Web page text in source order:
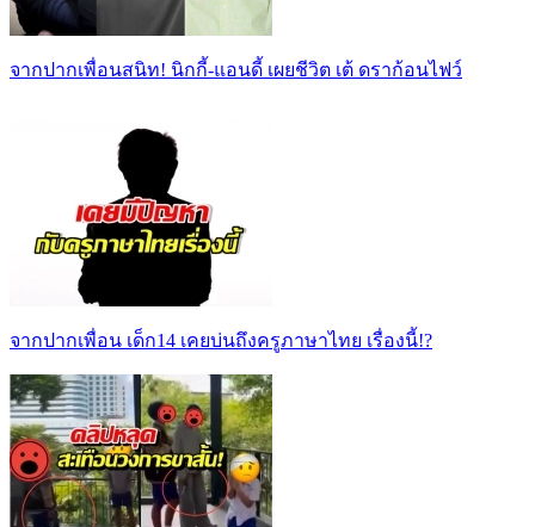
จากปากเพื่อนสนิท! นิกกี้-แอนดี้ เผยชีวิต เต้ ดราก้อนไฟว์
จากปากเพื่อน เด็ก14 เคยบ่นถึงครูภาษาไทย เรื่องนี้!?